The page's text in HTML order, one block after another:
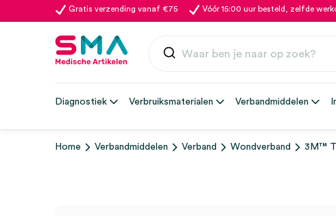
Gratis verzending vanaf €75 Vóór 15:00 uur besteld, zelfde
Diagnostiek Verbruiksmaterialen Verbandmiddelen
Home Verbandmiddelen Verband Wondverband 3M™